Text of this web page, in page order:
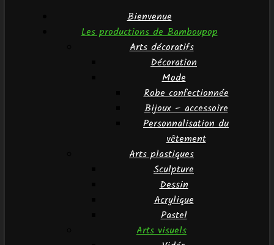
Bienvenue
Les productions de Bamboupop
Arts décoratifs
Décoration
Mode
Robe confectionnée
Bijoux – accessoire
Personnalisation du
vêtement
Arts plastiques
Sculpture
Dessin
Acrylique
Pastel
Arts visuels